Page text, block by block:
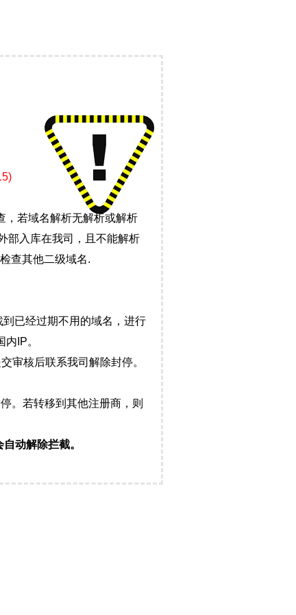
，若域名解析无解析或解析
部入库在我司，且不能解析
查其他二级域名.
到已经过期不用的域名，进行
IP。
审核后联系我司解除封停。
。若转移到其他注册商，则
动解除拦截。